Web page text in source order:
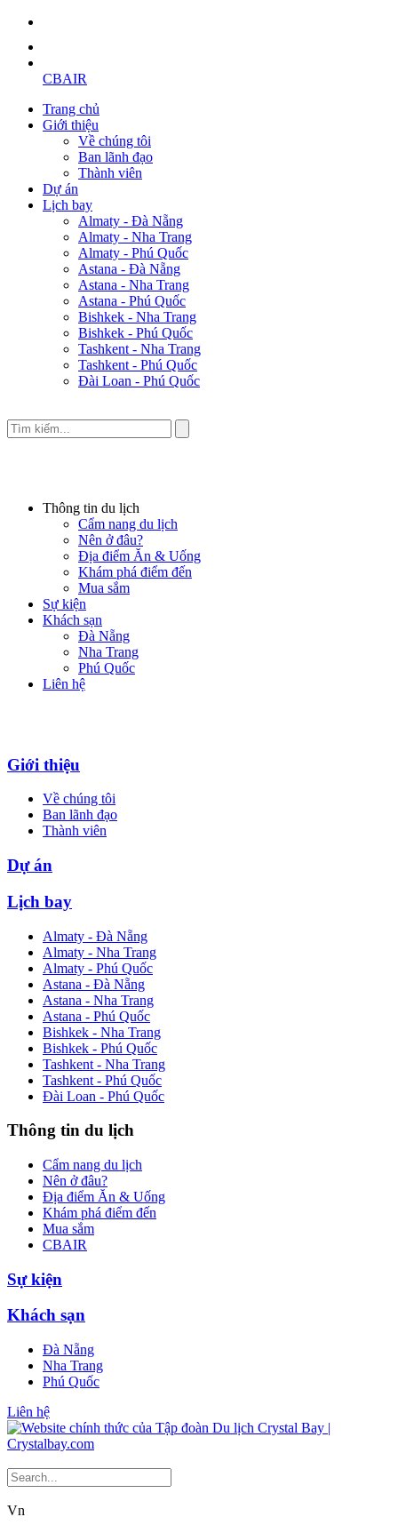
CBAIR
Trang chủ
Giới thiệu
Về chúng tôi
Ban lãnh đạo
Thành viên
Dự án
Lịch bay
Almaty - Đà Nẵng
Almaty - Nha Trang
Almaty - Phú Quốc
Astana - Đà Nẵng
Astana - Nha Trang
Astana - Phú Quốc
Bishkek - Nha Trang
Bishkek - Phú Quốc
Tashkent - Nha Trang
Tashkent - Phú Quốc
Đài Loan - Phú Quốc
Thông tin du lịch
Cẩm nang du lịch
Nên ở đâu?
Địa điểm Ăn & Uống
Khám phá điểm đến
Mua sắm
Sự kiện
Khách sạn
Đà Nẵng
Nha Trang
Phú Quốc
Liên hệ
Giới thiệu
Về chúng tôi
Ban lãnh đạo
Thành viên
Dự án
Lịch bay
Almaty - Đà Nẵng
Almaty - Nha Trang
Almaty - Phú Quốc
Astana - Đà Nẵng
Astana - Nha Trang
Astana - Phú Quốc
Bishkek - Nha Trang
Bishkek - Phú Quốc
Tashkent - Nha Trang
Tashkent - Phú Quốc
Đài Loan - Phú Quốc
Thông tin du lịch
Cẩm nang du lịch
Nên ở đâu?
Địa điểm Ăn & Uống
Khám phá điểm đến
Mua sắm
CBAIR
Sự kiện
Khách sạn
Đà Nẵng
Nha Trang
Phú Quốc
Liên hệ
Vn